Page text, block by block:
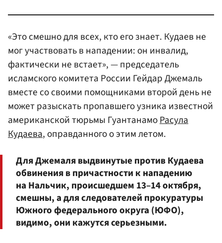
«Это смешно для всех, кто его знает. Кудаев не
мог участвовать в нападении: он инвалид,
фактически не встает», — председатель
исламского комитета России Гейдар Джемаль
вместе со своими помощниками второй день не
может разыскать пропавшего узника известной
американской тюрьмы ГуантанамоРасула
Кудаева, оправданного о этим летом.
Для Джемаля выдвинутые против Кудаева
обвинения в причастности к нападению
на Нальчик, происшедшем 13–14 октября,
смешны, а для следователей прокуратуры
Южного федерального округа (ЮФО),
видимо, они кажутся серьезными.